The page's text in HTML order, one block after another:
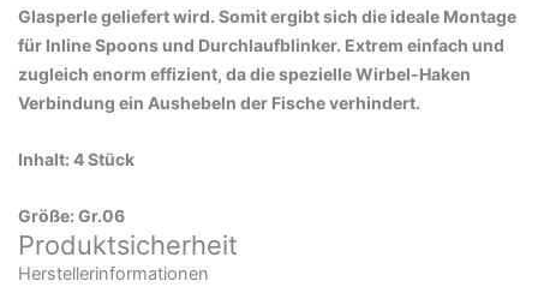
Glasperle geliefert wird. Somit ergibt sich die ideale Montage
für Inline Spoons und Durchlaufblinker. Extrem einfach und
zugleich enorm effizient, da die spezielle Wirbel-Haken
Verbindung ein Aushebeln der Fische verhindert.
Inhalt: 4 Stück
Größe: Gr.06
Produktsicherheit
Herstellerinformationen